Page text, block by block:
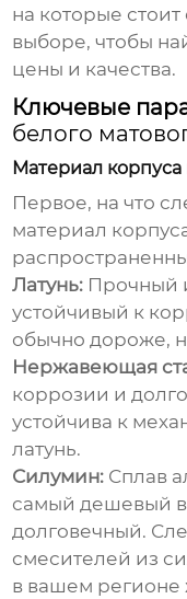
на которые
выборе, чтобы
цены и качества.
Ключевые
белого
Материал
Первое, на что
материал
Латунь: Прочный
устойчивый к
обычно дороже,
Нержавеющая
коррозии и
устойчива к
латунь.
Силумин: Сплав
самыйдешевый
долговечный.
смесителей из
в вашем регионе